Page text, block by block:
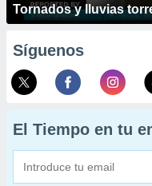
Tornados y lluvias
Síguenos
El Tiempo en tu